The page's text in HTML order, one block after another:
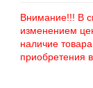
Внимание!!! В
изменением
наличие
приобретения